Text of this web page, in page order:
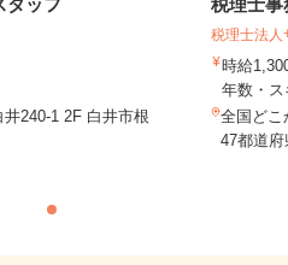
240-1 2F 白井市根
税理士法人
時給
年数・
全国どこ
47都道